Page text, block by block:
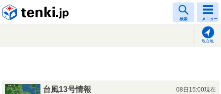
検索 メニュー
現在地
台風13号情報
08日15:00現在